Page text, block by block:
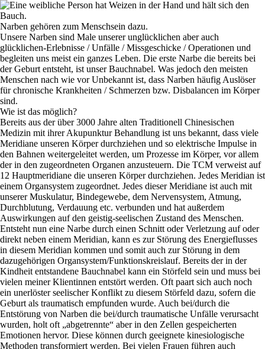
Narben gehören zum Menschsein dazu.
Unsere Narben sind Male unserer unglücklichen aber auch
glücklichen-Erlebnisse / Unfälle / Missgeschicke / Operationen und
begleiten uns meist ein ganzes Leben. Die erste Narbe die bereits bei
der Geburt entsteht, ist unser Bauchnabel. Was jedoch den meisten
Menschen nach wie vor Unbekannt ist, dass Narben häufig Auslöser
für chronische Krankheiten / Schmerzen bzw. Disbalancen im Körper
sind.
Wie ist das möglich?
Bereits aus der über 3000 Jahre alten Traditionell Chinesischen
Medizin mit ihrer Akupunktur Behandlung ist uns bekannt, dass viele
Meridiane unseren Körper durchziehen und so elektrische Impulse in
den Bahnen weitergeleitet werden, um Prozesse im Körper, vor allem
der in den zugeordneten Organen anzusteuern. Die TCM verweist auf
12 Hauptmeridiane die unseren Körper durchziehen. Jedes Meridian ist
einem Organsystem zugeordnet. Jedes dieser Meridiane ist auch mit
unserer Muskulatur, Bindegewebe, dem Nervensystem, Atmung,
Durchblutung, Verdauung etc. verbunden und hat außerdem
Auswirkungen auf den geistig-seelischen Zustand des Menschen.
Entsteht nun eine Narbe durch einen Schnitt oder Verletzung auf oder
direkt neben einem Meridian, kann es zur Störung des Energieflusses
in diesem Meridian kommen und somit auch zur Störung in dem
dazugehörigen Organsystem/Funktionskreislauf. Bereits der in der
Kindheit entstandene Bauchnabel kann ein Störfeld sein und muss bei
vielen meiner Klientinnen entstört werden. Oft paart sich auch noch
ein unerlöster seelischer Konflikt zu diesem Störfeld dazu, sofern die
Geburt als traumatisch empfunden wurde. Auch bei/durch die
Entstörung von Narben die bei/durch traumatische Unfälle verursacht
wurden, holt oft „abgetrennte“ aber in den Zellen gespeicherten
Emotionen hervor. Diese können durch geeignete kinesiologische
Methoden transformiert werden. Bei vielen Frauen führen auch